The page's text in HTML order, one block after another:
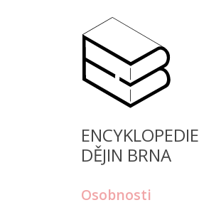
ENCYKLOPEDIE
DĚJIN BRNA
Osobnosti